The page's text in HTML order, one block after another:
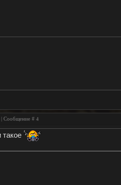
Сообщение # 4
такое